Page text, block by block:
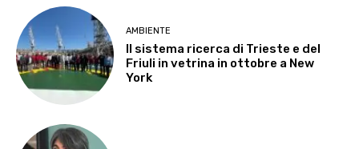
AMBIENTE
Il sistema ricerca di Trieste e del
Friuli in vetrina in ottobre a New
York